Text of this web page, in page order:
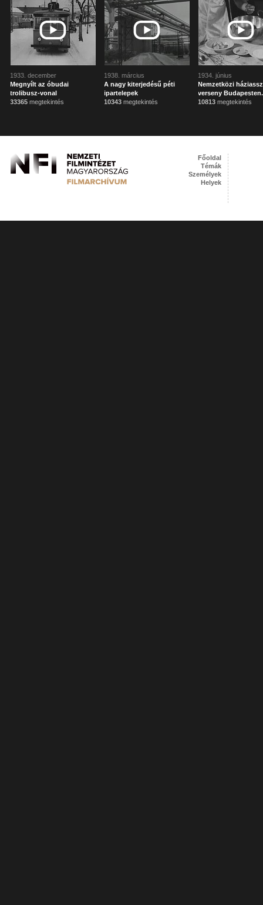
1933. december
Megnyílt az óbudai
trolibusz-vonal
33365 megtekintés
1938. március
A nagy kiterjedésű péti
ipartelepek
10343 megtekintés
1934. június
Nemzetközi
verseny Budapesten.
10813 megtekintés
Főoldal
Témák
Személyek
Helyek